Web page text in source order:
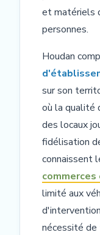
et matériels
personnes.
Houdan
sur son
où la qualité
des locaux
fidélisation
connaissent
limité aux
nécessité de